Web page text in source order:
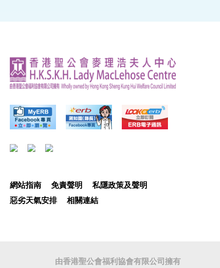
網站指南 免責聲明
私隱政策及聲明
惡劣天氣安排
相關連結
由香港聖公會福利協會有限公司擁有